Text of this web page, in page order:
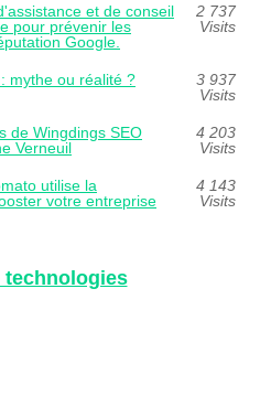
et de conseil
pour prévenir les
Google.
2 737
Visits
mythe ou réalité ?
3 937
Visits
de Wingdings SEO
Verneuil
4 203
Visits
utilise la
votre entreprise
4 143
Visits
technologies